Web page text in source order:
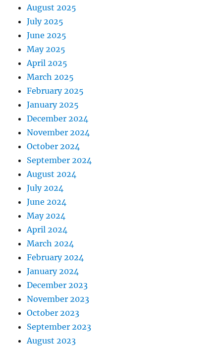
August 2025
July 2025
June 2025
May 2025
April 2025
March 2025
February 2025
January 2025
December 2024
November 2024
October 2024
September 2024
August 2024
July 2024
June 2024
May 2024
April 2024
March 2024
February 2024
January 2024
December 2023
November 2023
October 2023
September 2023
August 2023